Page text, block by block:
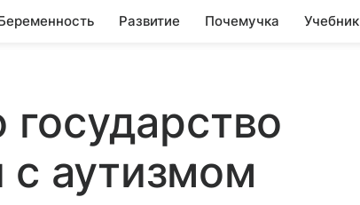
Развитие Почемучка Учебник
государство
аутизмом